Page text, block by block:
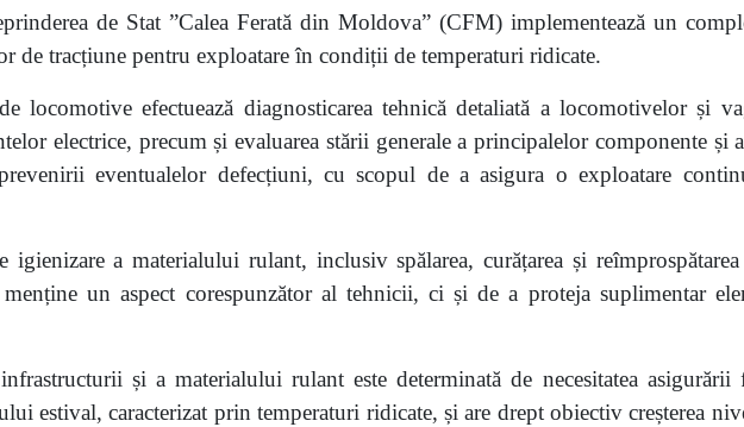
de Stat ”Calea Ferată din Moldova” (CFM) implementează un
de tracțiune pentru exploatare în condiții de temperaturi ridicate.
locomotive efectuează diagnosticarea tehnică detaliată a locomotivelor și
electrice, precum și evaluarea stării generale a principalelor componente și
eventualelor defecțiuni, cu scopul de a asigura o exploatare
igienizare a materialului rulant, inclusiv spălarea, curățarea și
un aspect corespunzător al tehnicii, ci și de a proteja suplimentar
și a materialului rulant este determinată de necesitatea
estival, caracterizat prin temperaturi ridicate, și are drept obiectiv creșterea